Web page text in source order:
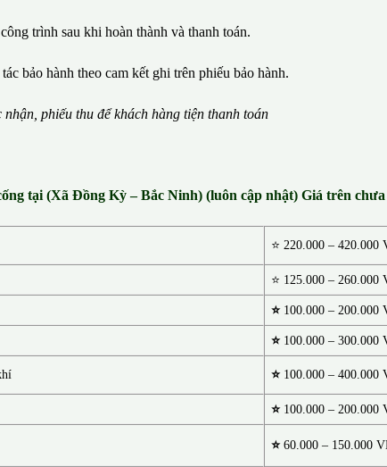
trình sau khi hoàn thành và thanh toán.
bảo hành theo cam kết ghi trên phiếu bảo hành.
nhận, phiếu thu đểkhách hàng tiện thanh toán
tại (Xã Đồng Kỳ – Bắc Ninh) (luôn cập nhật) Giá trên
⭐ 220.000 – 420.000
⭐ 125.000 – 260.000
⭐ 100.000 – 200.000
⭐100.000 – 300.000
⭐100.000 – 400.000
⭐100.000 – 200.000
⭐60.000 – 150.000